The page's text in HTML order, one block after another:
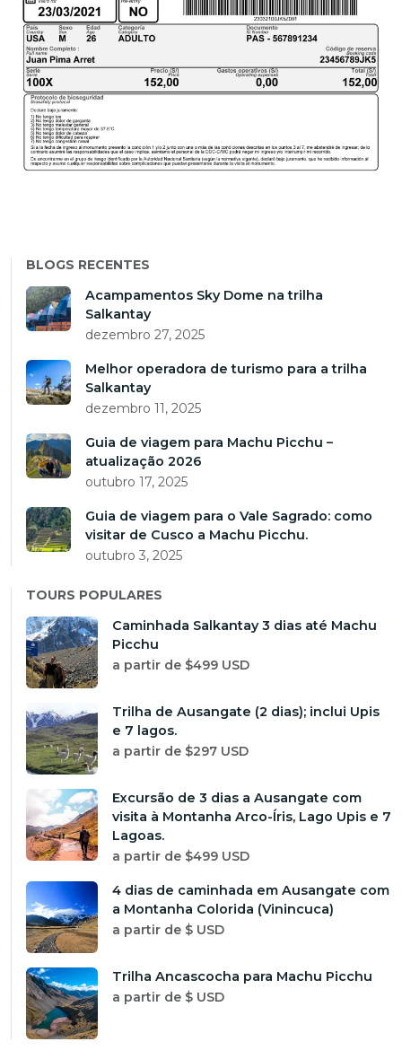
BLOGS RECENTES
Acampamentos Sky Dome na trilha
Salkantay
dezembro 27, 2025
Melhor operadora de turismo para a trilha
Salkantay
dezembro 11, 2025
Guia de viagem para Machu Picchu –
atualização 2026
outubro 17, 2025
Guia de viagem para o Vale Sagrado: como
visitar de Cusco a Machu Picchu.
outubro 3, 2025
TOURS POPULARES
Caminhada Salkantay 3 dias até Machu
Picchu
a partir de $499 USD
Trilha de Ausangate (2 dias); inclui Upis
e 7 lagos.
a partir de $297 USD
Excursão de 3 dias a Ausangate com
visita à Montanha Arco-Íris, Lago Upis e 7
Lagoas.
a partir de $499 USD
4 dias de caminhada em Ausangate com
a Montanha Colorida (Vinincuca)
a partir de $ USD
Trilha Ancascocha para Machu Picchu
a partir de $ USD